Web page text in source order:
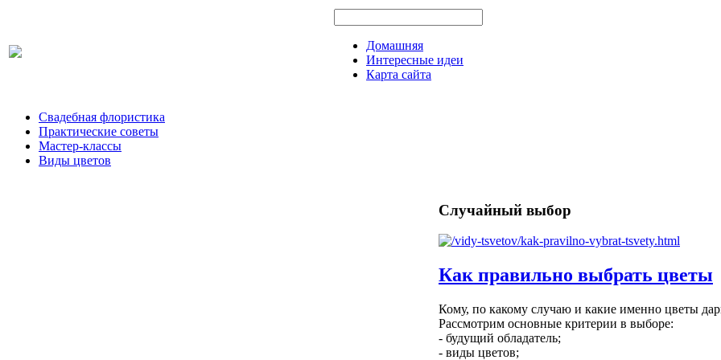
Домашняя
Интересные идеи
Карта сайта
Свадебная флористика
Практические советы
Мастер-классы
Виды цветов
Случайный выбор
Как правильно выбрать цветы
Кому, по какому случаю и какие именно цветы
Рассмотрим основные критерии в выборе:
- будущий обладатель;
- виды цветов;